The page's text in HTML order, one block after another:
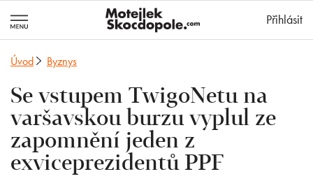
Přihlásit
Úvod Byznys
Se vstupem TwigoNetu na
varšavskou burzu vyplul ze
zapomnění jeden z
exviceprezidentů PPF